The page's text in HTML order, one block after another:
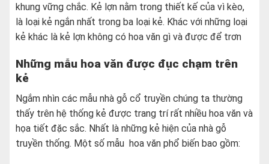
khung vững chắc. Kẻ lợn nằm trong thiết kế của vì kèo,
là loại kẻ ngắn nhất trong ba loại kẻ. Khác với những loại
kẻ khác là kẻ lợn không có hoa văn gì và được để trơn
Những mẫu hoa văn được đục chạm trên
kẻ
Ngắm nhìn các mẫu nhà gỗ cổ truyền chúng ta thường
thấy trên hệ thống kẻ được trang trí rất nhiều hoa văn và
họa tiết đặc sắc. Nhất là những kẻ hiện của nhà gỗ
truyền thống. Một số mẫu hoa văn phổ biến bao gồm: